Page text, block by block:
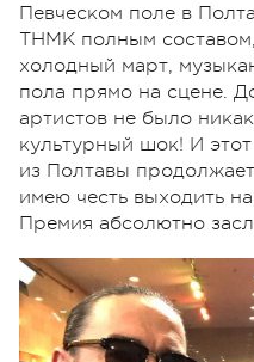
Пeвчeском полe в
ТНМК полным
холодный март,
пола прямо на сцене.
артистов не было
культурный шок! И
из Полтавы
имею честь выходить
Премия абсолютно